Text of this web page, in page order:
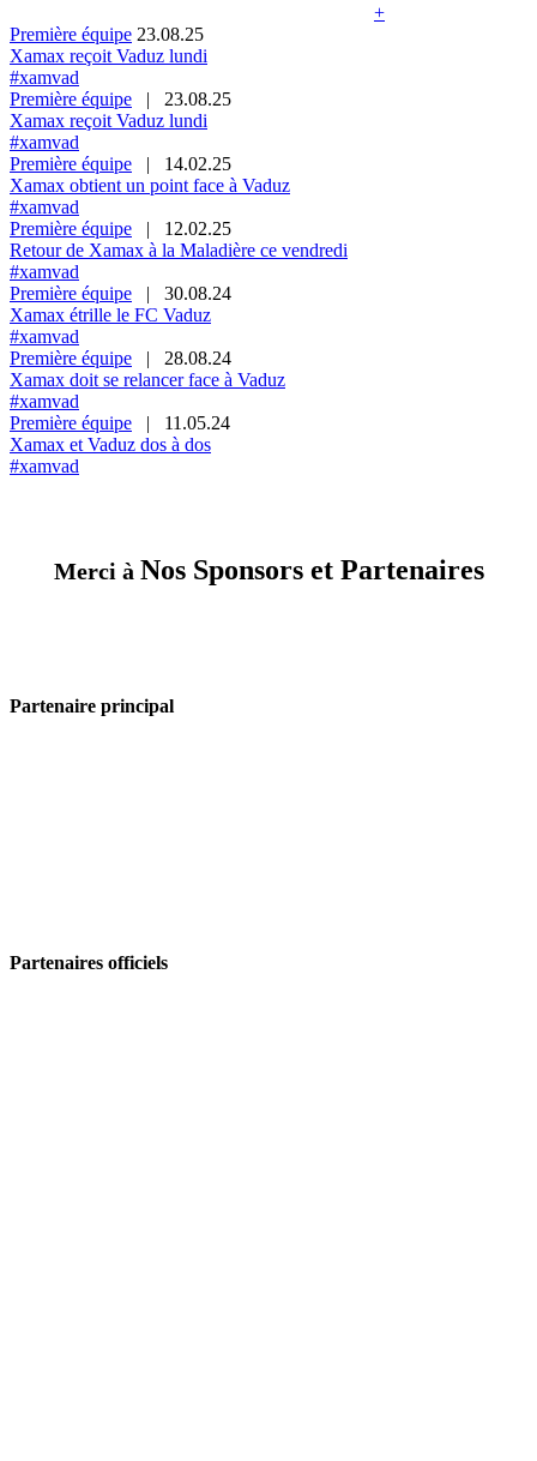
+
Première équipe 23.08.25
Xamax reçoit Vaduz lundi
#xamvad
Première équipe
|
23.08.25
Xamax reçoit Vaduz lundi
#xamvad
Première équipe
|
14.02.25
Xamax obtient un point face à Vaduz
#xamvad
Première équipe
|
12.02.25
Retour de Xamax à la Maladière ce vendredi
#xamvad
Première équipe
|
30.08.24
Xamax étrille le FC Vaduz
#xamvad
Première équipe
|
28.08.24
Xamax doit se relancer face à Vaduz
#xamvad
Première équipe
|
11.05.24
Xamax et Vaduz dos à dos
#xamvad
Merci à Nos Sponsors et Partenaires
Partenaire principal
Partenaires officiels